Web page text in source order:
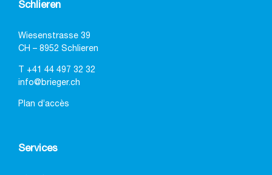
Schlieren
Wiesenstrasse 39
CH – 8952 Schlieren
+41 44 497 32 32
info@brieger.ch
Plan d’accès
Services